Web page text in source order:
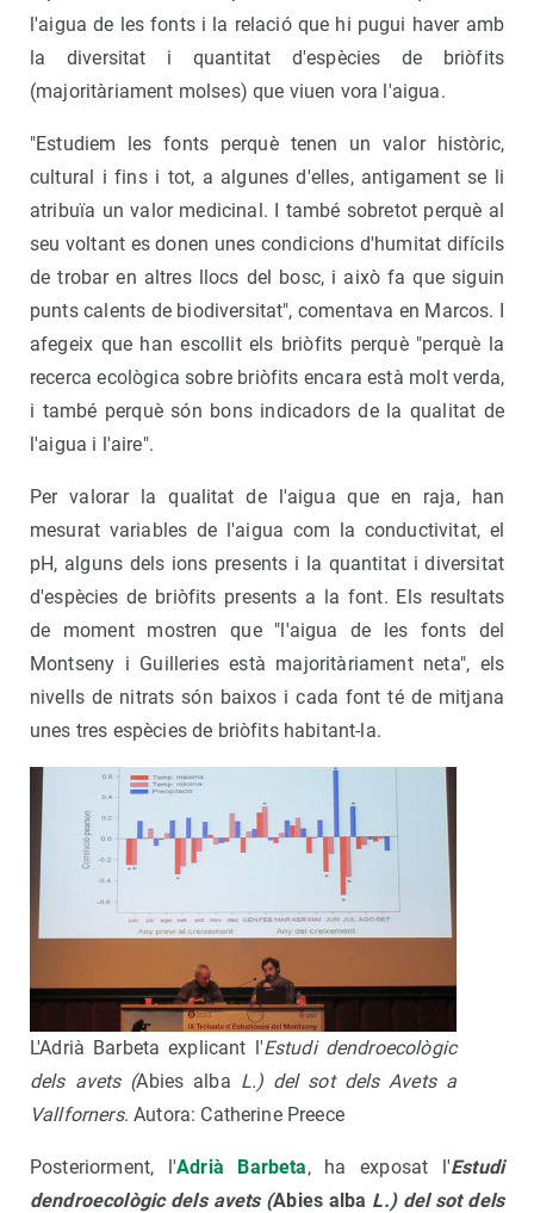
l'aigua de les fonts i la relació que hi pugui haver amb
la diversitat i quantitat d'espècies de briòfits
(majoritàriament molses) que viuen vora l'aigua.
"Estudiem les fonts perquè tenen un valor històric,
cultural i fins i tot, a algunes d'elles, antigament se li
atribuïa un valor medicinal. I també sobretot perquè al
seu voltant es donen unes condicions d'humitat difícils
de trobar en altres llocs del bosc, i això fa que siguin
punts calents de biodiversitat", comentava en Marcos. I
afegeix que han escollit els briòfits perquè "perquè la
recerca ecològica sobre briòfits encara està molt verda,
i també perquè són bons indicadors de la qualitat de
l'aigua i l'aire".
Per valorar la qualitat de l'aigua que en raja, han
mesurat variables de l'aigua com la conductivitat, el
pH, alguns dels ions presents i la quantitat i diversitat
d'espècies de briòfits presents a la font. Els resultats
de moment mostren que "l'aigua de les fonts del
Montseny i Guilleries està majoritàriament neta", els
nivells de nitrats són baixos i cada font té de mitjana
unes tres espècies de briòfits habitant-la.
L'Adrià Barbeta explicant l'Estudi dendroecològic
dels avets (Abies alba L.) del sot dels Avets a
Vallforners. Autora: Catherine Preece
Posteriorment, l'Adrià Barbeta, ha exposat l'Estudi
dendroecològic dels avets (Abies alba L.) del sot dels